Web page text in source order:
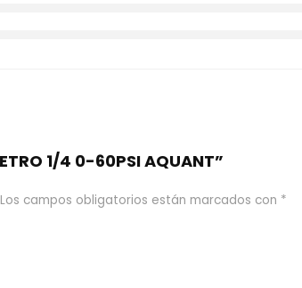
1/4 0-60PSI AQUANT”
Los campos obligatorios están marcados con *